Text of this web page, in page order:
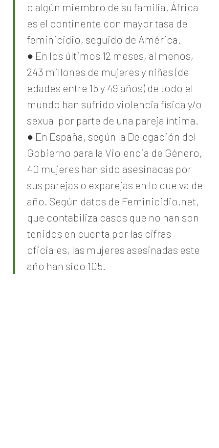
o algún miembro de su familia. África
es el continente con mayor tasa de
feminicidio, seguido de América.
● En los últimos 12 meses, al menos,
243 millones de mujeres y niñas (de
edades entre 15 y 49 años) de todo el
mundo han sufrido violencia física y/o
sexual por parte de una pareja íntima.
● En España, según la Delegación del
Gobierno para la Violencia de Género,
40 mujeres han sido asesinadas por
sus parejas o exparejas en lo que va de
año. Según datos de Feminicidio.net,
que contabiliza casos que no han son
tenidos en cuenta por las cifras
oficiales, las mujeres asesinadas este
año han sido 105.